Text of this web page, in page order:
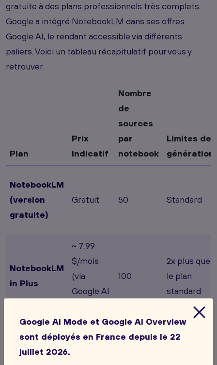
gratuite à des plans professionnels très complets.
Google a intégré NotebookLM dans ses offres
Google AI, le rendant accessible via différents
paliers. Voici un tableau récapitulatif pour vous y
retrouver.
Plan
Prix
indicatif
Nombre
de
sources
par
notebook
Limites de
génération
NotebookLM
(version
gratuite)
Gratuit 50 Standard
NotebookLM
in Plus
~ 7,99
$/mois
(via
Google AI
100
2x plus que
le plan
standard
NotebookLM
Google AI Mode et Google AI Overview
sont déployés en France depuis le 22
juillet 2026.